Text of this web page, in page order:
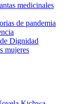
medicinales
de pandemia
Dignidad
mujeres